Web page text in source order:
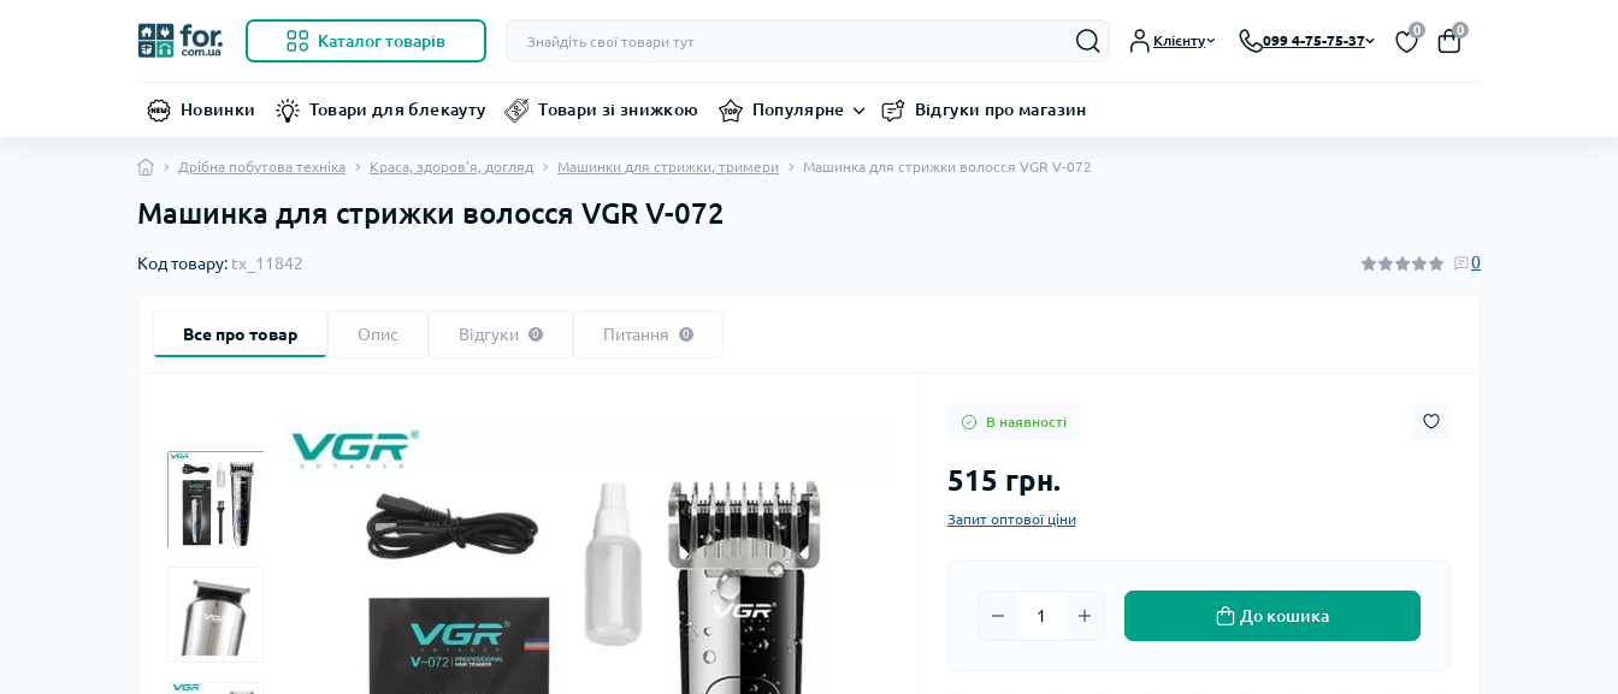
Каталог товарів Клієнту 099 4-75-75-37
0 0
Новинки Товари для блекауту Товари зі знижкою Популярне Відгуки про магазин
Дрібна побутова техніка Краса, здоров'я, догляд Машинки для стрижки, тримери Машинка для стрижки волосся VGR V-072
Машинка для стрижки волосся VGR V-072
Код товару: tx_11842 0
Все про товар Опис Відгуки 0 Питання 0
В наявності
515 грн.
Запит оптової ціни
До кошика